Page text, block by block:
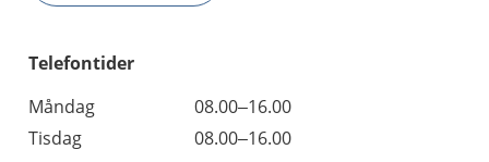
Telefontider
Måndag
08.00–16.00
Tisdag
08.00–16.00